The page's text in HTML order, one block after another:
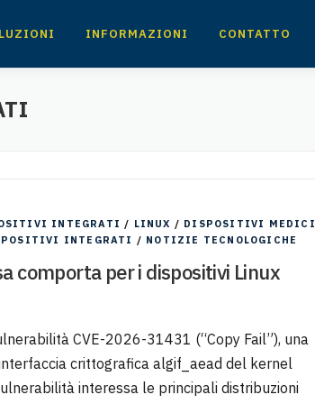
INFORMAZIONI CONTATTO
INTEGRATI / LINUX / DISPOSITIVI MEDICI
INTEGRATI / NOTIZIE TECNOLOGICHE
comporta per i dispositivi Linux
CVE-2026-31431 (“Copy Fail”), una
crittografica algif_aead del kernel
interessa le principali distribuzioni